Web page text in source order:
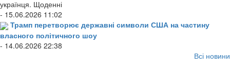
українця. Щоденні
- 15.06.2026 11:02
Трамп перетворює державні символи США на частину
власного політичного шоу
- 14.06.2026 22:38
Всі новини